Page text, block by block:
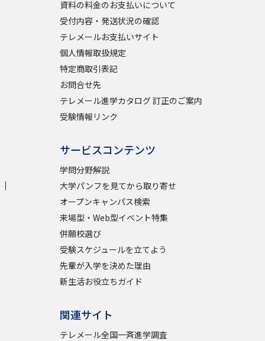
資料の料金のお支払いについて
受付内容・発送状況の確認
テレメールお支払いサイト
個人情報取扱規定
特定商取引表記
お問合せ先
テレメール進学カタログ 訂正のご案内
受験情報リンク
サービスコンテンツ
学問分野解説
大学パンフを見てから取り寄せ
オープンキャンパス検索
来場型・Web型イベント特集
併願校選び
受験スケジュールを立てよう
先輩が入学を決めた理由
新生活お役立ちガイド
関連サイト
テレメール全国一斉進学調査